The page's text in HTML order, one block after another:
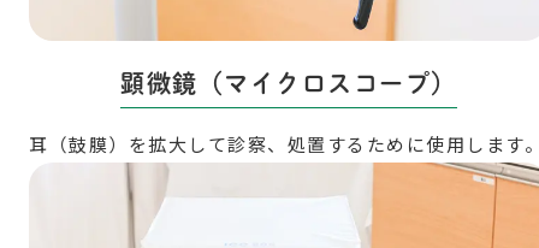
顕微鏡（マイクロスコープ）
耳（鼓膜）を拡大して診察、処置するために使用します